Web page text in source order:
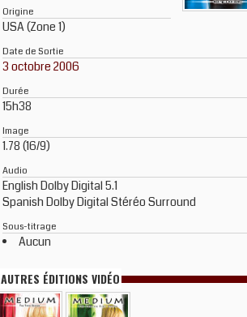
Origine
USA (Zone 1)
Date de Sortie
3 octobre 2006
Durée
15h38
Image
1.78 (16/9)
Audio
English Dolby Digital 5.1
Spanish Dolby Digital Stéréo Surround
Sous-titrage
Aucun
AUTRES ÉDITIONS VIDÉO